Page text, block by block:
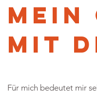
mein
mit
Für mich bedeutet mir